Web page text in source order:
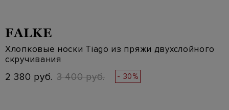
FALKE
Хлопковые носки Tiago из пряжи двухслойного
скручивания
2 380 руб. 3 400 руб. - 30%